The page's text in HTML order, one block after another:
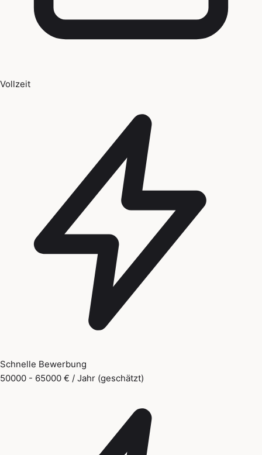
Vollzeit
Schnelle Bewerbung
50000 - 65000 € / Jahr (geschätzt)